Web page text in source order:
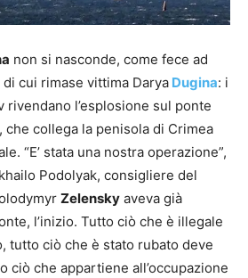
non si nasconde, come fece ad
cui rimase vittima Darya Dugina: i
l’esplosione sul ponte
, che collega la penisola di Crimea
“E’ stata una nostra operazione”,
Podolyak, consigliere del
Zelensky aveva già
l’inizio. Tutto ciò che è illegale
tutto ciò che è stato rubato deve
ciò che appartiene all’occupazione